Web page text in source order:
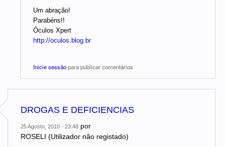
Um abração!
Parabéns!!
Óculos Xpert
http://oculos.blog.br
Inicie sessãopara publicar comentários
DROGAS E DEFICIENCIAS
25 Agosto, 2010 - 23:48 por
ROSELI (Utilizador não registado)